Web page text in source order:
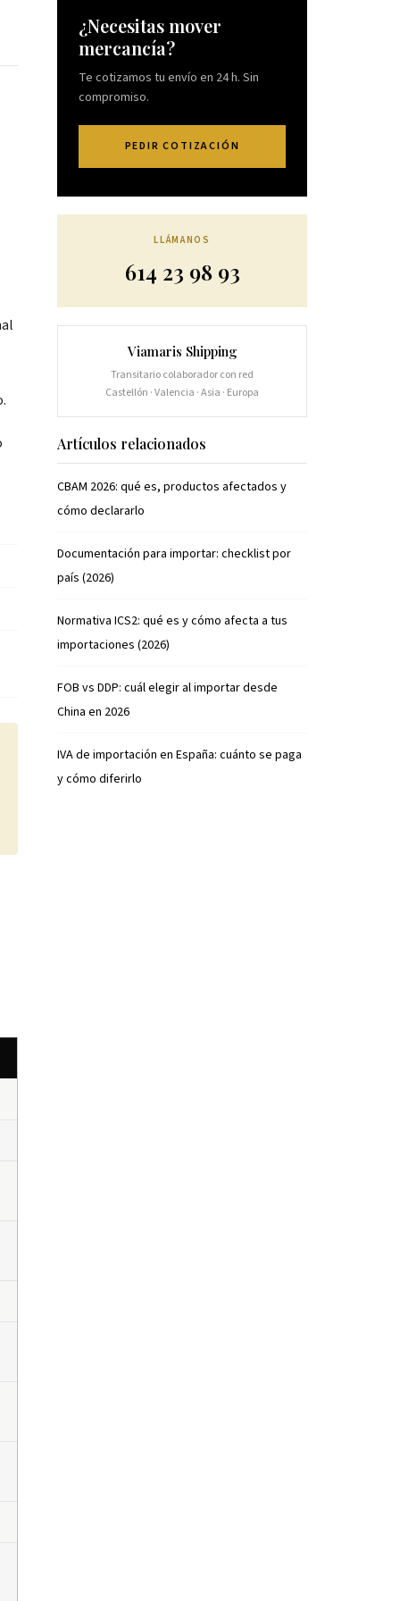
¿Necesitas mover
mercancía?
Te cotizamos tu envío en 24 h. Sin
compromiso.
PEDIR COTIZACIÓN
LLÁMANOS
614 23 98 93
Viamaris Shipping
Transitario colaborador con red
Castellón · Valencia · Asia · Europa
Artículos relacionados
CBAM 2026: qué es, productos afectados y
cómo declararlo
Documentación para importar: checklist por
país (2026)
Normativa ICS2: qué es y cómo afecta a tus
importaciones (2026)
FOB vs DDP: cuál elegir al importar desde
China en 2026
IVA de importación en España: cuánto se paga
y cómo diferirlo